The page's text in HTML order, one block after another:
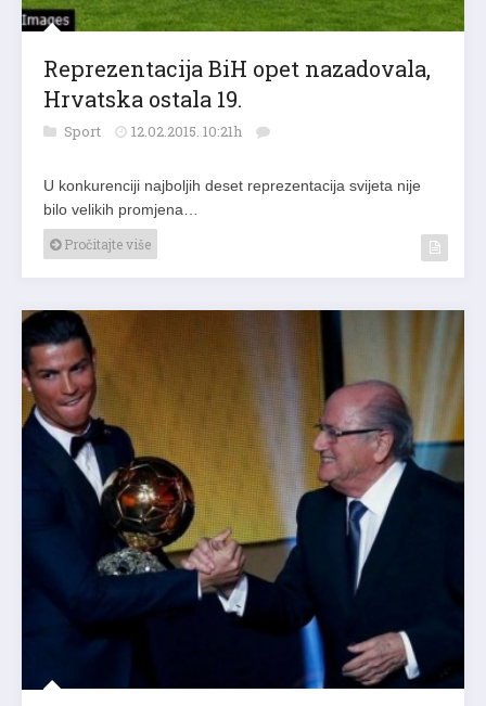
Reprezentacija BiH opet nazadovala,
Hrvatska ostala 19.
Sport 12.02.2015. 10:21h
U konkurenciji najboljih deset reprezentacija svijeta nije
bilo velikih promjena…
Pročitajte više